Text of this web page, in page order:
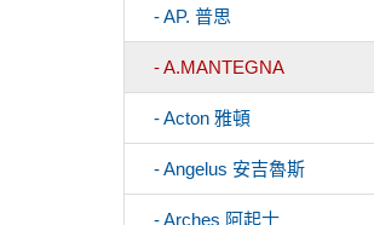
- AP. 普思
- A.MANTEGNA
- Acton 雅頓
- Angelus 安吉魯斯
- Arches 阿起士